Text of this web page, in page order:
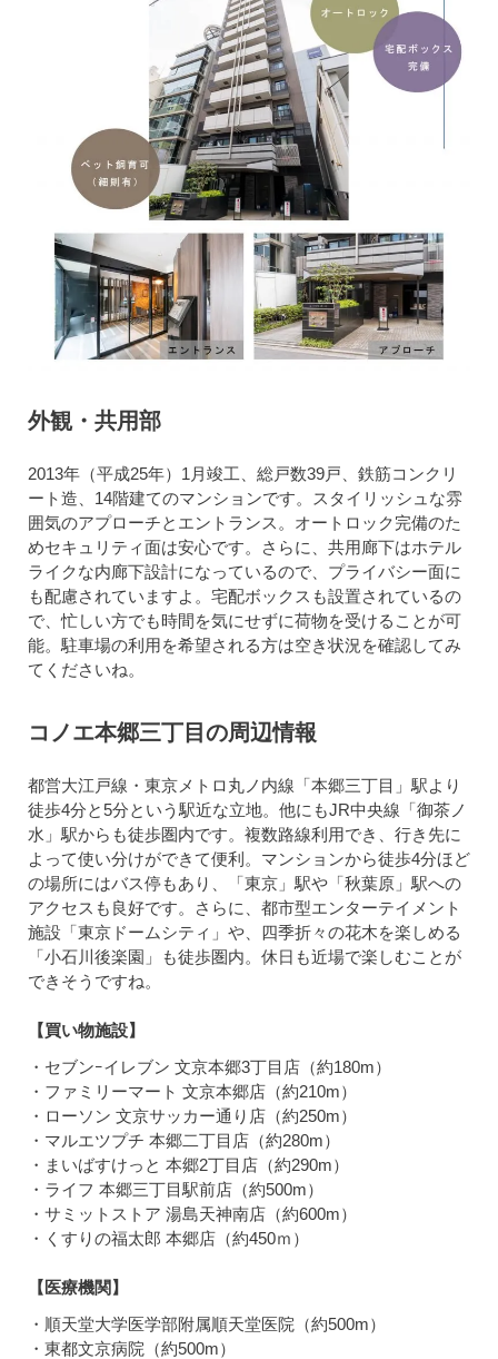
外観・共用部
2013年（平成25年）1月竣工、総戸数39戸、鉄筋コンクリ
ート造、14階建てのマンションです。スタイリッシュな雰
囲気のアプローチとエントランス。オートロック完備のた
めセキュリティ面は安心です。さらに、共用廊下はホテル
ライクな内廊下設計になっているので、プライバシー面に
も配慮されていますよ。宅配ボックスも設置されているの
で、忙しい方でも時間を気にせずに荷物を受けることが可
能。駐車場の利用を希望される方は空き状況を確認してみ
てくださいね。
コノエ本郷三丁目の周辺情報
都営大江戸線・東京メトロ丸ノ内線「本郷三丁目」駅より
徒歩4分と5分という駅近な立地。他にもJR中央線「御茶ノ
水」駅からも徒歩圏内です。複数路線利用でき、行き先に
よって使い分けができて便利。マンションから徒歩4分ほど
の場所にはバス停もあり、「東京」駅や「秋葉原」駅への
アクセスも良好です。さらに、都市型エンターテイメント
施設「東京ドームシティ」や、四季折々の花木を楽しめる
「小石川後楽園」も徒歩圏内。休日も近場で楽しむことが
できそうですね。
【買い物施設】
・セブンｰイレブン 文京本郷3丁目店（約180m）
・ファミリーマート 文京本郷店（約210m）
・ローソン 文京サッカー通り店（約250m）
・マルエツプチ 本郷二丁目店（約280m）
・まいばすけっと 本郷2丁目店（約290m）
・ライフ 本郷三丁目駅前店（約500m）
・サミットストア 湯島天神南店（約600m）
・くすりの福太郎 本郷店（約450ｍ）
【医療機関】
・順天堂大学医学部附属順天堂医院（約500m）
・東都文京病院（約500m）